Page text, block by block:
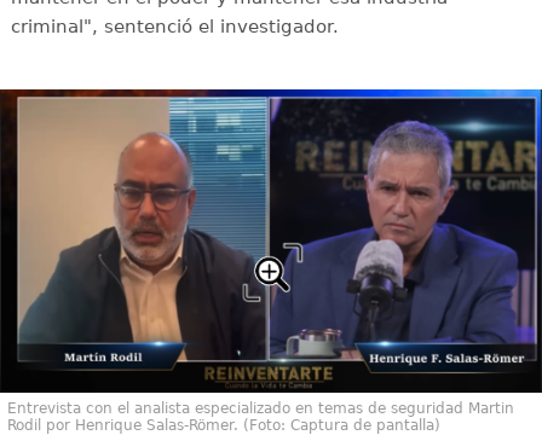
criminal", sentenció el investigador.
Entrevista con el analista especializado en temas de seguridad Martin
Rodil por Henrique Salas-Römer. (Foto: Captura de pantalla)